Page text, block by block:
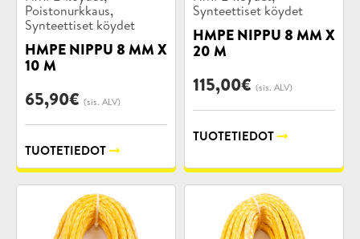
Poistonurkkaus,
Synteettiset köydet
HMPE NIPPU 8 MM X
10 M
65,90€ (sis. ALV)
TUOTETIEDOT
Synteettiset köydet
HMPE NIPPU 8 MM X
20 M
115,00€ (sis. ALV)
TUOTETIEDOT